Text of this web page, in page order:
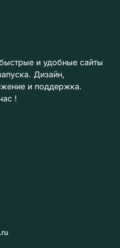
и удобные сайты
Дизайн,
и поддержка.
!